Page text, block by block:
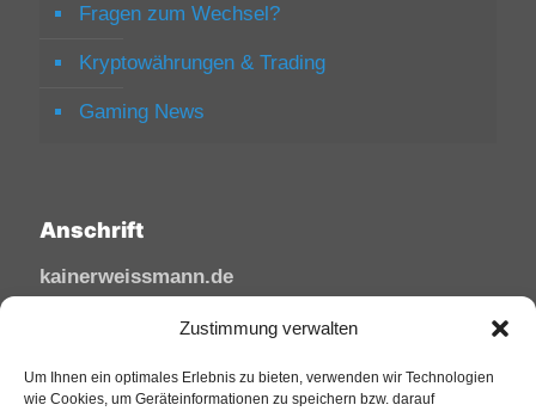
Zustimmung verwalten
Um Ihnen ein optimales Erlebnis zu bieten, verwenden wir Technologien
wie Cookies, um Geräteinformationen zu speichern bzw. darauf
Fragen zum Wechsel?
Kryptowährungen & Trading
Gaming News
Anschrift
kainerweissmann.de
Linzhausenstraße
Deutschland